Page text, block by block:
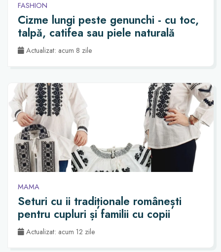
FASHION
Cizme lungi peste genunchi - cu toc,
talpă, catifea sau piele naturală
Actualizat: acum 8 zile
MAMA
Seturi cu ii tradiționale românești
pentru cupluri și familii cu copii
Actualizat: acum 12 zile